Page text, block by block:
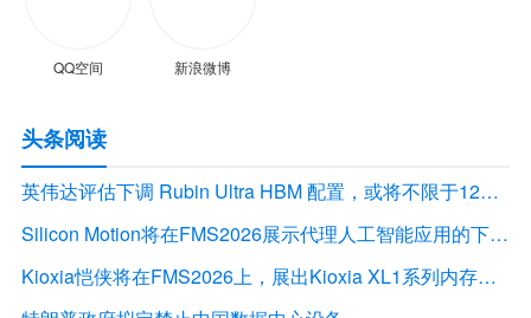
QQ空间 新浪微博
头条阅读
英伟达评估下调 Rubin Ultra HBM 配置，或将不限于12Hi HBM4E
Silicon Motion将在FMS2026展示代理人工智能应用的下一代存储解决方案
Kioxia恺侠将在FMS2026上，展出Kioxia XL1系列内存扩展模块